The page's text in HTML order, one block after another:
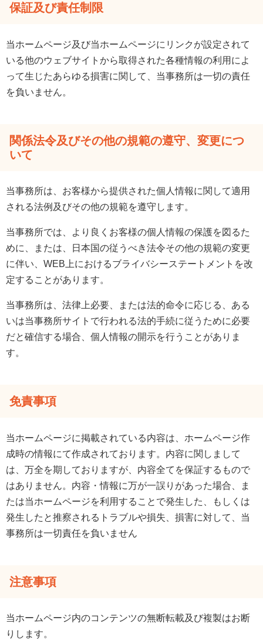
保証及び責任制限
当ホームページ及び当ホームページにリンクが設定されて
いる他のウェブサイトから取得された各種情報の利用によ
って生じたあらゆる損害に関して、当事務所は一切の責任
を負いません。
関係法令及びその他の規範の遵守、変更につ
いて
当事務所は、お客様から提供された個人情報に関して適用
される法例及びその他の規範を遵守します。
当事務所では、より良くお客様の個人情報の保護を図るた
めに、または、日本国の従うべき法令その他の規範の変更
に伴い、WEB上におけるブライバシーステートメントを改
定することがあります。
当事務所は、法律上必要、または法的命令に応じる、ある
いは当事務所サイトで行われる法的手続に従うために必要
だと確信する場合、個人情報の開示を行うことがありま
す。
免責事項
当ホームページに掲載されている内容は、ホームページ作
成時の情報にて作成されております。内容に関しまして
は、万全を期しておりますが、内容全てを保証するもので
はありません。内容・情報に万が一誤りがあった場合、ま
たは当ホームページを利用することで発生した、もしくは
発生したと推察されるトラブルや損失、損害に対して、当
事務所は一切責任を負いません
注意事項
当ホームページ内のコンテンツの無断転載及び複製はお断
りします。